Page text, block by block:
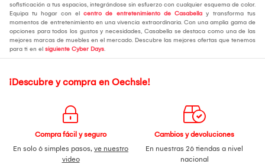
sofisticación a tus espacios, integrándose sin esfuerzo con cualquier esquema de color.
Equipa tu hogar con el centro de entretenimiento de Casabella y transforma tus
momentos de entretenimiento en una vivencia extraordinaria. Con una amplia gama de
opciones para todos los gustos y necesidades, Casabella se destaca como una de las
mejores marcas de muebles en el mercado. Descubre las mejores ofertas que tenemos
para ti en el siguiente Cyber Days.
¡Descubre y compra en Oechsle!
Compra fácil y seguro
En solo 6 simples pasos, ve nuestro
video
Cambios y devoluciones
En nuestras 26 tiendas a nivel
nacional